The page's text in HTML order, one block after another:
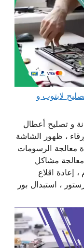
كمبيوتر الزور 65511033 تصليح لابتوب و
و تصليح أعطال
، ظهور الشاشة
معالجة الرسومات
مشاكل
إعادة اقلاع
، استبدال بور